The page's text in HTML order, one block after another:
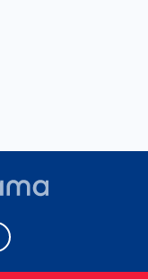
sur X
Boursorama sur